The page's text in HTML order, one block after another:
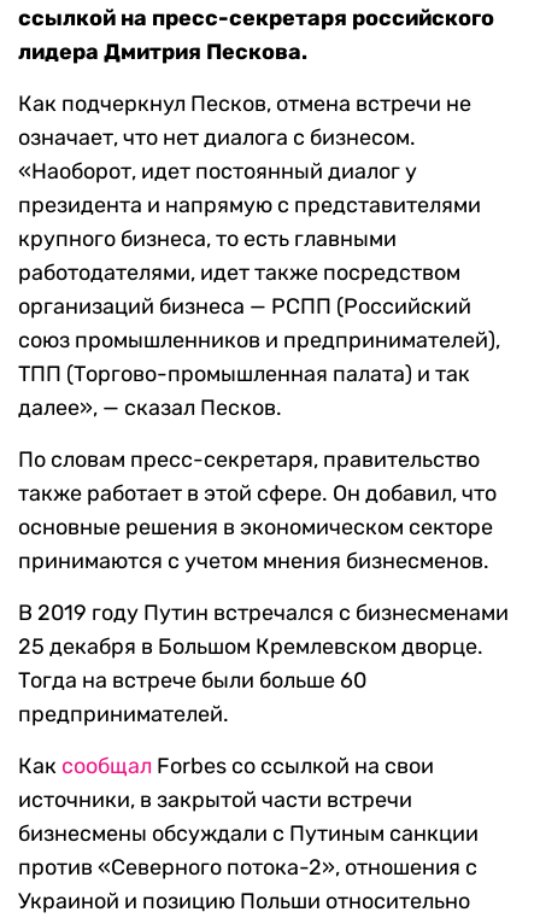
ссылкой на пресс-секретаря российского
лидера Дмитрия Пескова.
Как подчеркнул Песков, отмена встречи не
означает, что нет диалога с бизнесом.
«Наоборот, идет постоянный диалог у
президента и напрямую с представителями
крупного бизнеса, то есть главными
работодателями, идет также посредством
организаций бизнеса — РСПП (Российский
союз промышленников и предпринимателей),
ТПП (Торгово-промышленная палата) и так
далее», — сказал Песков.
По словам пресс-секретаря, правительство
также работает в этой сфере. Он добавил, что
основные решения в экономическом секторе
принимаются с учетом мнения бизнесменов.
В 2019 году Путин встречался с бизнесменами
25 декабря в Большом Кремлевском дворце.
Тогда на встрече были больше 60
предпринимателей.
Как сообщал Forbes со ссылкой на свои
источники, в закрытой части встречи
бизнесмены обсуждали с Путиным санкции
против «Северного потока-2», отношения с
Украиной и позицию Польши относительно